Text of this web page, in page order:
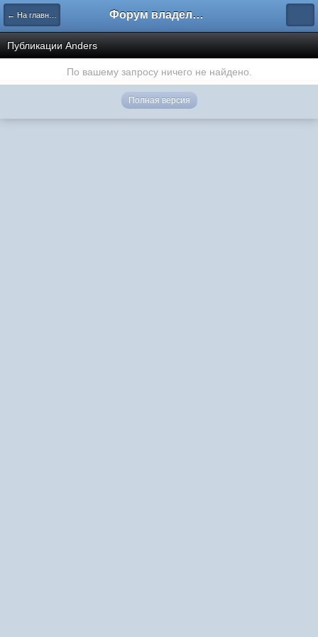
← На главную Форум владельцев интернет-магазинов
Публикации Anders
По вашему запросу ничего не найдено.
Полная версия